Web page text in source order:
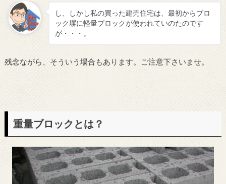
し、しかし私の買った建売住宅は、最初からブロ
ック塀に軽量ブロックが使われていのたのです
が・・・。
残念ながら、そういう場合もあります。ご注意下さいませ。
重量ブロックとは？